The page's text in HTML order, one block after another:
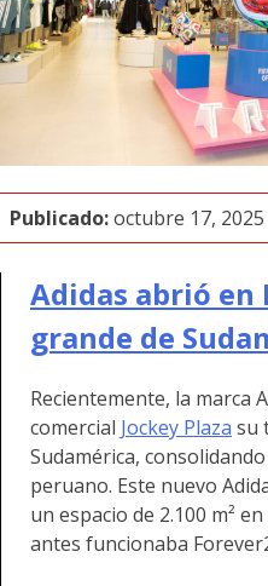
Publicado:octubre 17, 2025
Adidas abrió en
grande de
Recientemente, la marca
comercial Jockey Plaza su
Sudamérica,
peruano. Este nuevo
un espacio de 2.100 m²
antes funcionaba